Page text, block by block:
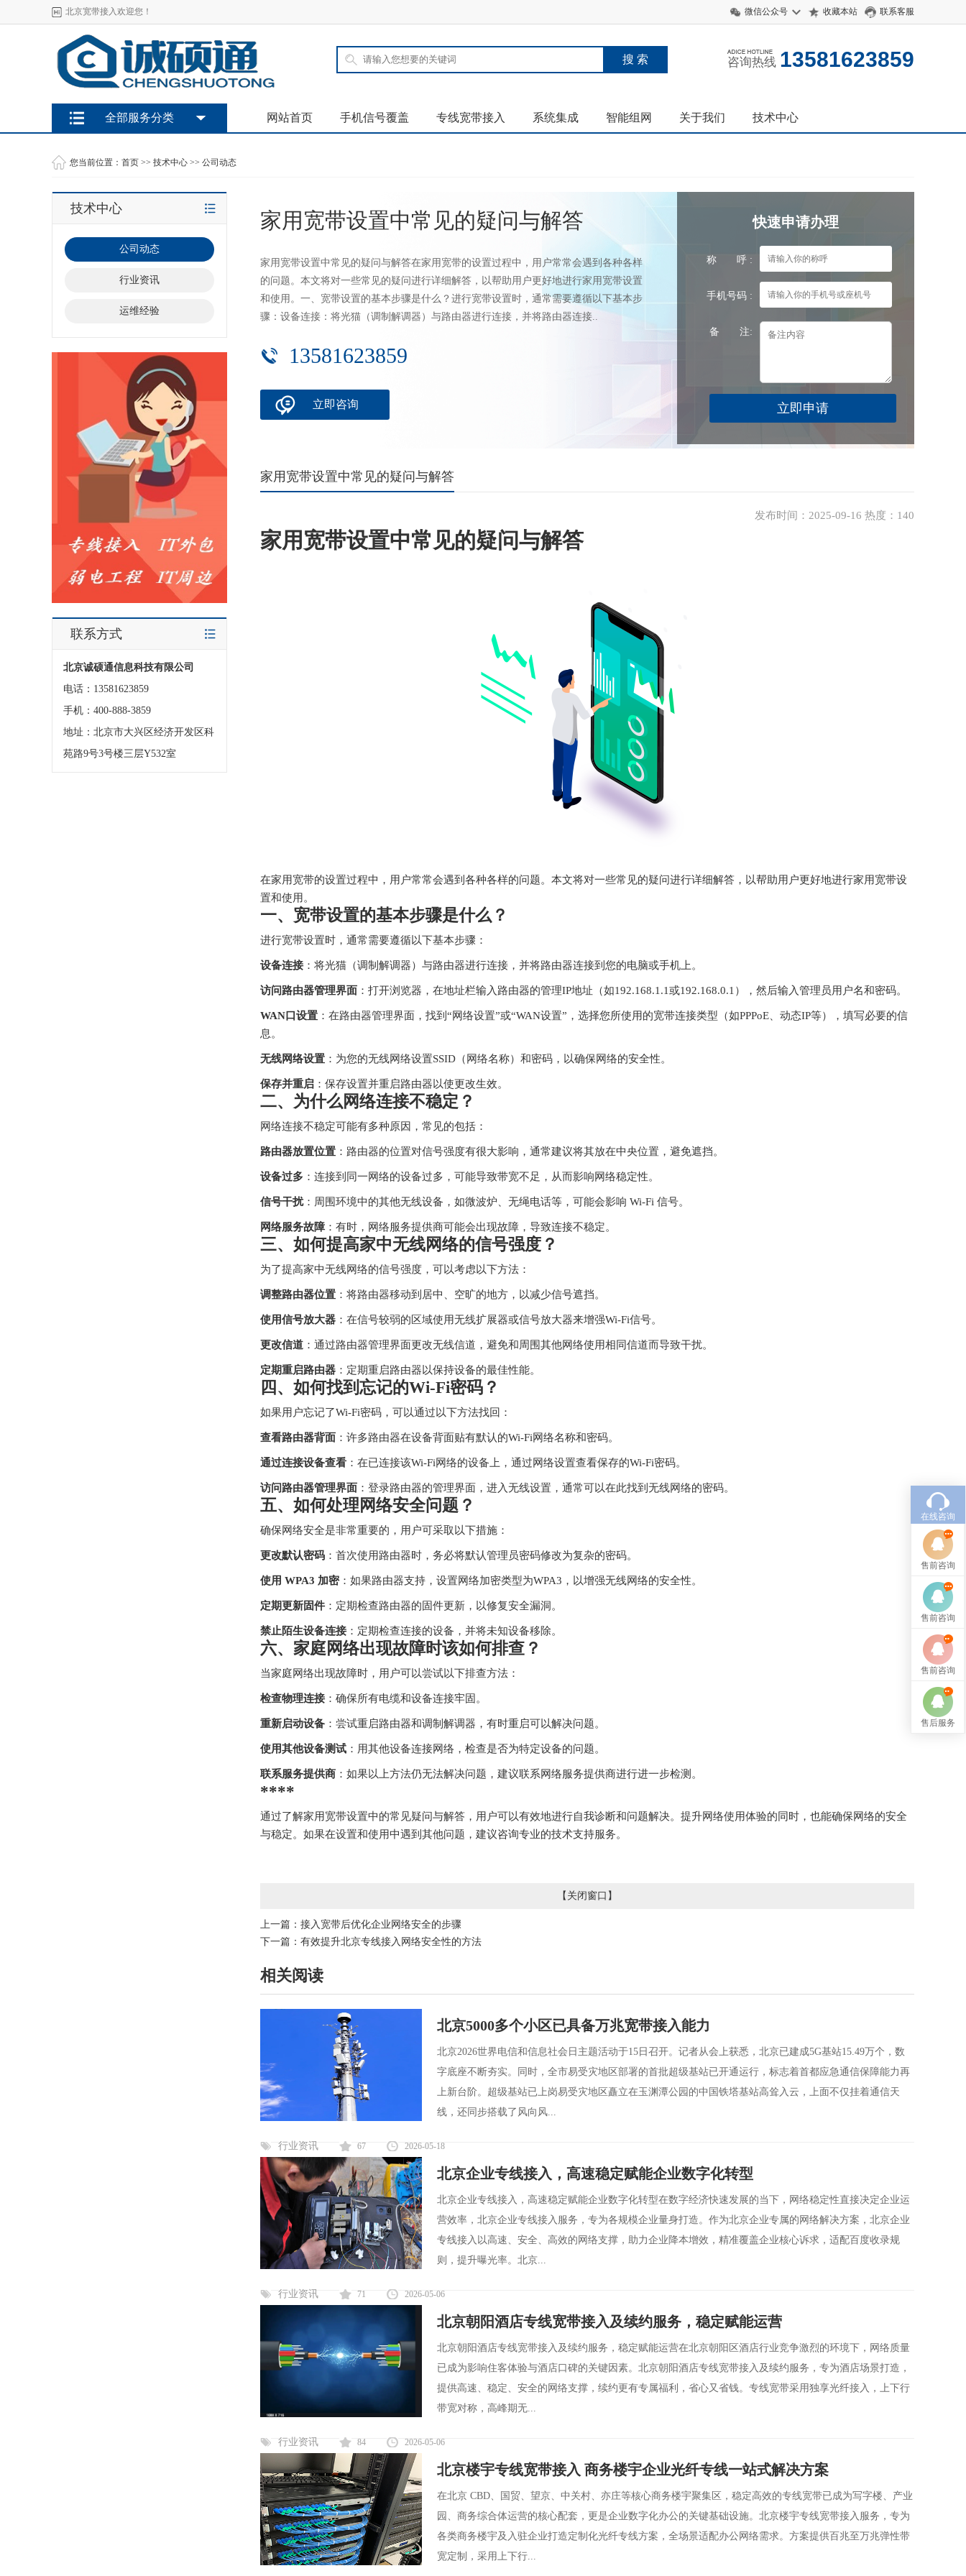
北京宽带接入欢迎您！ 微信公众号 收藏本站 联系客服
咨询热线 13581623859
网站首页 手机信号覆盖 专线宽带接入 系统集成 智能组网 关于我们 技术中心
全部服务分类
您当前位置： 首页 >> 技术中心 >> 公司动态
技术中心
公司动态
行业资讯
运维经验
联系方式
北京诚硕通信息科技有限公司
电话：13581623859
手机：400-888-3859
地址：北京市大兴区经济开发区科
苑路9号3号楼三层Y532室
家用宽带设置中常见的疑问与解答
家用宽带设置中常见的疑问与解答在家用宽带的设置过程中，用户常常会遇到各种各样
的问题。本文将对一些常见的疑问进行详细解答，以帮助用户更好地进行家用宽带设置
和使用。一、宽带设置的基本步骤是什么？进行宽带设置时，通常需要遵循以下基本步
骤：设备连接：将光猫（调制解调器）与路由器进行连接，并将路由器连接..
13581623859
立即咨询
快速申请办理
称 呼 :
手机号码 :
备 注:
家用宽带设置中常见的疑问与解答
发布时间：2025-09-16 热度：140
家用宽带设置中常见的疑问与解答
在家用宽带的设置过程中，用户常常会遇到各种各样的问题。本文将对一些常见的疑问进行详细解答，以帮助用户更好地进行家用宽带设
置和使用。
一、宽带设置的基本步骤是什么？
进行宽带设置时，通常需要遵循以下基本步骤：
设备连接 ：将光猫（调制解调器）与路由器进行连接，并将路由器连接到您的电脑或手机上。
访问路由器管理界面 ：打开浏览器，在地址栏输入路由器的管理IP地址（如192.168.1.1或192.168.0.1），然后输入管理员用户名和密码。
WAN口设置 ：在路由器管理界面，找到“网络设置”或“WAN设置”，选择您所使用的宽带连接类型（如PPPoE、动态IP等），填写必要的信
息。
无线网络设置 ：为您的无线网络设置SSID（网络名称）和密码，以确保网络的安全性。
保存并重启 ：保存设置并重启路由器以使更改生效。
二、为什么网络连接不稳定？
网络连接不稳定可能有多种原因，常见的包括：
路由器放置位置 ：路由器的位置对信号强度有很大影响，通常建议将其放在中央位置，避免遮挡。
设备过多 ：连接到同一网络的设备过多，可能导致带宽不足，从而影响网络稳定性。
信号干扰：周围环境中的其他无线设备，如微波炉、无绳电话等，可能会影响 Wi-Fi 信号。
网络服务故障 ：有时，网络服务提供商可能会出现故障，导致连接不稳定。
三、如何提高家中无线网络的信号强度？
为了提高家中无线网络的信号强度，可以考虑以下方法：
调整路由器位置 ：将路由器移动到居中、空旷的地方，以减少信号遮挡。
使用信号放大器 ：在信号较弱的区域使用无线扩展器或信号放大器来增强Wi-Fi信号。
更改信道 ：通过路由器管理界面更改无线信道，避免和周围其他网络使用相同信道而导致干扰。
定期重启路由器 ：定期重启路由器以保持设备的最佳性能。
四、如何找到忘记的Wi-Fi密码？
如果用户忘记了Wi-Fi密码，可以通过以下方法找回：
查看路由器背面 ：许多路由器在设备背面贴有默认的Wi-Fi网络名称和密码。
通过连接设备查看 ：在已连接该Wi-Fi网络的设备上，通过网络设置查看保存的Wi-Fi密码。
访问路由器管理界面 ：登录路由器的管理界面，进入无线设置，通常可以在此找到无线网络的密码。
五、如何处理网络安全问题？
确保网络安全是非常重要的，用户可采取以下措施：
更改默认密码 ：首次使用路由器时，务必将默认管理员密码修改为复杂的密码。
使用 WPA3 加密：如果路由器支持，设置网络加密类型为WPA3，以增强无线网络的安全性。
定期更新固件 ：定期检查路由器的固件更新，以修复安全漏洞。
禁止陌生设备连接 ：定期检查连接的设备，并将未知设备移除。
六、家庭网络出现故障时该如何排查？
当家庭网络出现故障时，用户可以尝试以下排查方法：
检查物理连接 ：确保所有电缆和设备连接牢固。
重新启动设备 ：尝试重启路由器和调制解调器，有时重启可以解决问题。
使用其他设备测试 ：用其他设备连接网络，检查是否为特定设备的问题。
联系服务提供商 ：如果以上方法仍无法解决问题，建议联系网络服务提供商进行进一步检测。
****
通过了解家用宽带设置中的常见疑问与解答，用户可以有效地进行自我诊断和问题解决。提升网络使用体验的同时，也能确保网络的安全
与稳定。如果在设置和使用中遇到其他问题，建议咨询专业的技术支持服务。
【 关闭窗口 】
上一篇： 接入宽带后优化企业网络安全的步骤
下一篇： 有效提升北京专线接入网络安全性的方法
相关阅读
北京5000多个小区已具备万兆宽带接入能力
北京2026世界电信和信息社会日主题活动于15日召开。记者从会上获悉，北京已建成5G基站15.49万个，数
字底座不断夯实。同时，全市易受灾地区部署的首批超级基站已开通运行，标志着首都应急通信保障能力再
上新台阶。超级基站已上岗易受灾地区矗立在玉渊潭公园的中国铁塔基站高耸入云，上面不仅挂着通信天
线，还同步搭载了风向风...
行业资讯 67 2026-05-18
北京企业专线接入，高速稳定赋能企业数字化转型
北京企业专线接入，高速稳定赋能企业数字化转型在数字经济快速发展的当下，网络稳定性直接决定企业运
营效率，北京企业专线接入服务，专为各规模企业量身打造。作为北京企业专属的网络解决方案，北京企业
专线接入以高速、安全、高效的网络支撑，助力企业降本增效，精准覆盖企业核心诉求，适配百度收录规
则，提升曝光率。北京...
行业资讯 71 2026-05-06
北京朝阳酒店专线宽带接入及续约服务，稳定赋能运营
北京朝阳酒店专线宽带接入及续约服务，稳定赋能运营在北京朝阳区酒店行业竞争激烈的环境下，网络质量
已成为影响住客体验与酒店口碑的关键因素。北京朝阳酒店专线宽带接入及续约服务，专为酒店场景打造，
提供高速、稳定、安全的网络支撑，续约更有专属福利，省心又省钱。专线宽带采用独享光纤接入，上下行
带宽对称，高峰期无...
行业资讯 84 2026-05-06
北京楼宇专线宽带接入 商务楼宇企业光纤专线一站式解决方案
在北京 CBD、国贸、望京、中关村、亦庄等核心商务楼宇聚集区，稳定高效的专线宽带已成为写字楼、产业
园、商务综合体运营的核心配套，更是企业数字化办公的关键基础设施。北京楼宇专线宽带接入服务，专为
各类商务楼宇及入驻企业打造定制化光纤专线方案，全场景适配办公网络需求。方案提供百兆至万兆弹性带
宽定制，采用上下行...
在线咨询
售前咨询
售前咨询
售前咨询
售后服务